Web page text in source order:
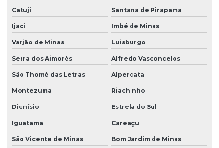
Catuji Santana de Pirapama
Ijaci Imbé de Minas
Varjão de Minas Luisburgo
Serra dos Aimorés Alfredo Vasconcelos
São Thomé das Letras Alpercata
Montezuma Riachinho
Dionísio Estrela do Sul
Iguatama Careaçu
São Vicente de Minas Bom Jardim de Minas